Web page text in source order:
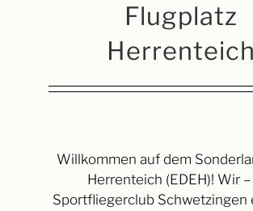
Flugplatz
Herrenteich
Willkommen auf dem
Herrenteich (EDEH)! Wir
Sportfliegerclub Schwetzingen